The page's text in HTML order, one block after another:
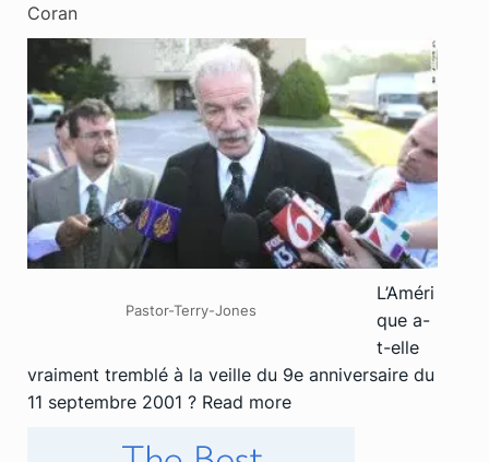
Coran
Pastor-Terry-Jones
L’Améri
que a-
t-elle
vraiment tremblé à la veille du 9e anniversaire du
11 septembre 2001 ? Read more